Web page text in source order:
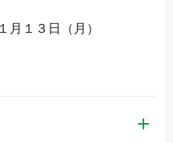
月１３日（月）